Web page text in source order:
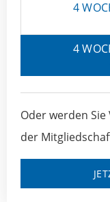
4
4
Oder werden
der